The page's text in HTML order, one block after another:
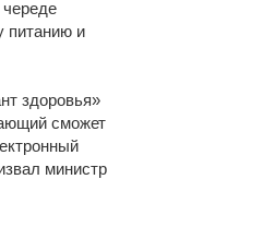
Подробнее
питанию и
здоровья»
сможет
министр